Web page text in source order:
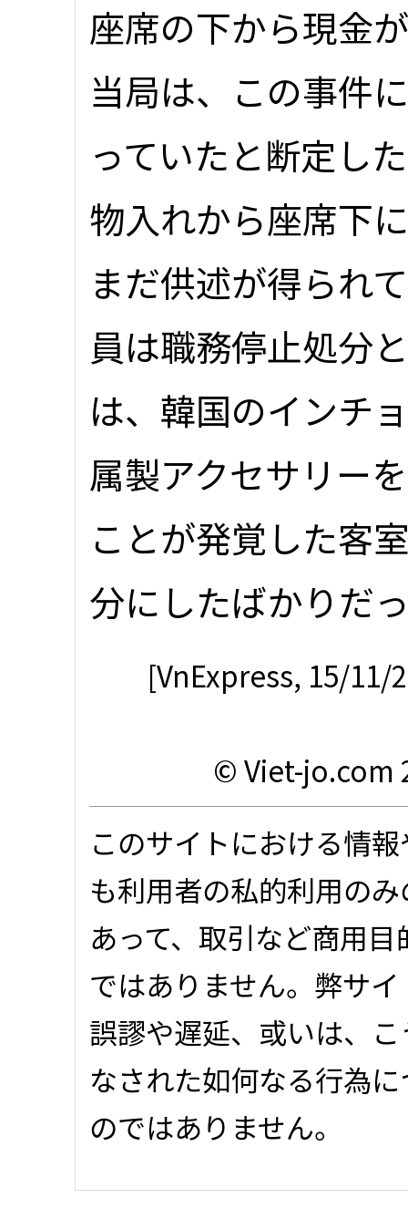
座席の下から現金
当局は、この事件
っていたと断定し
物入れから座席下
まだ供述が得られ
員は職務停止処
は、韓国のインチ
属製アクセサリー
ことが発覚した客
分にしたばかりだ
[VnExpress, 15/11/
© Viet-jo.com
このサイトにおける情
も利用者の私的利用の
あって、取引など商用
ではありません。弊サ
誤謬や遅延、或いは、
なされた如何なる行為
のではありません。